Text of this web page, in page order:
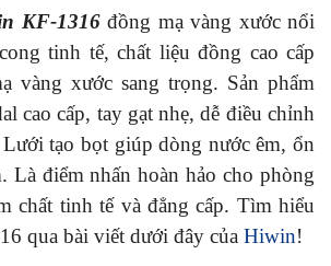
KF-1316đồng mạ vàng xước nổi
tinh tế, chất liệu đồng cao cấp
vàng xước sang trọng. Sản phẩm
cao cấp, tay gạt nhẹ, dễ điều chỉnh
tạo bọt giúp dòng nước êm, ổn
Là điểm nhấn hoàn hảo cho phòng
chất tinh tế và đẳng cấp. Tìm hiểu
qua bài viết dưới đây của Hiwin!